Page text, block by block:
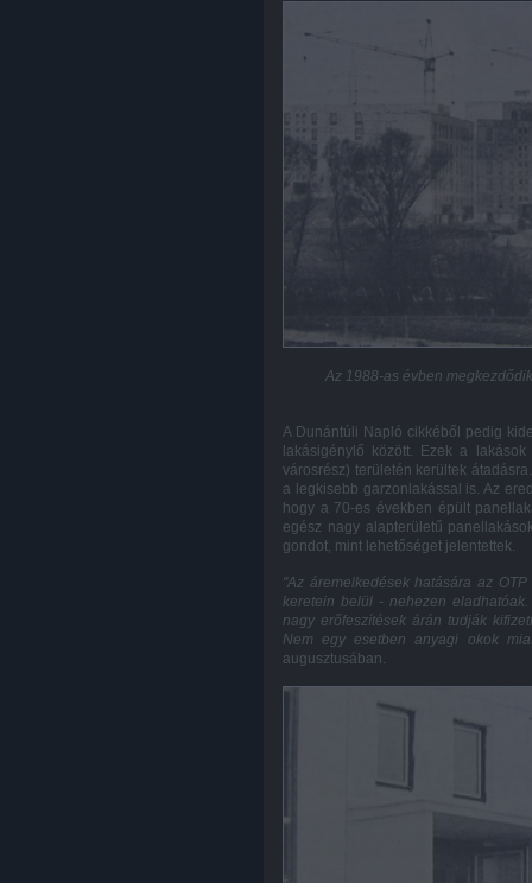
Az 1988-as évben
A Dunántúli Napló cikkéből pedig
lakásigénylő között. Ezek a
városrész) területén kerültek
a legkisebb garzonlakással is. Az
hogy a 70-es években épült
egész nagy alapterületű
gondot, mint lehetőséget jelentettek.
"Az áremelkedések hatására az
keretein belül - nehezen
nagy erőfeszítések árán tudják
Nem egy esetben anyagi okok
augusztusában.